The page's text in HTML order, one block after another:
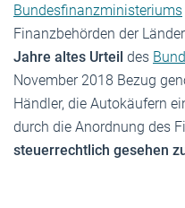
Bundesfinanzministeriums
Finanzbehörden der
Jahre altes Urteil des
November 2018 Bezug
Händler, die Autokäufern
durch die Anordnung des
steuerrechtlich gesehen